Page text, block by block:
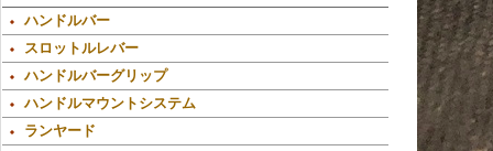
ハンドルバー
スロットルレバー
ハンドルバーグリップ
ハンドルマウントシステム
ランヤード